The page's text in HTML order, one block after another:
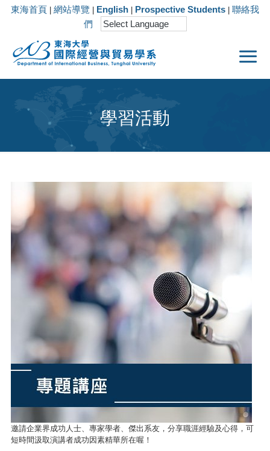
東海首頁 網站導覽 English Prospective Students
聯絡我
們
學習活動
邀請企業界成功人士、專家學者、傑出系友，分享職涯經驗及心得，可
短時間汲取演講者成功因素精華所在喔！